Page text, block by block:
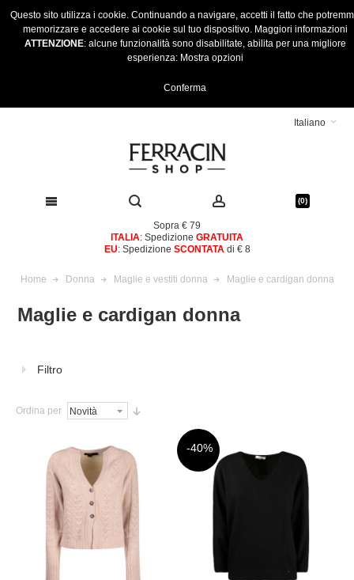
Questo sito utilizza i cookie. Continuando a navigare, accetti il fatto che
memorizzare e accedere ai cookie sul tuo dispositivo. Maggiori informazioni
ATTENZIONE: alcune funzionalità sono disabilitate, abilita per una migliore
esperienza: Mostra opzioni
Conferma
Italiano
(0)
Sopra € 79
ITALIA: Spedizione GRATUITA
EU: Spedizione SCONTATAdi € 8
Home Donna Maglie e vestiti donna Maglie e cardigan donna
Maglie e cardigan donna
Filtro
Ordina per
-40%